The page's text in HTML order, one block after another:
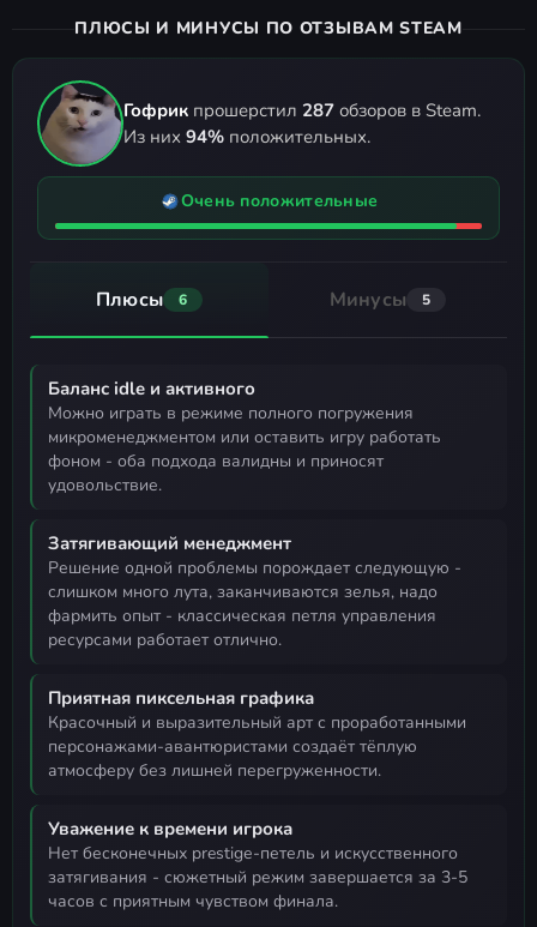
ПЛЮСЫ И МИНУСЫ ПО ОТЗЫВАМ STEAM
Гофрик прошерстил 287 обзоров в Steam.
Из них 94% положительных.
Очень положительные
Плюсы 6 Минусы 5
Баланс idle и активного
можно играть в режиме полного погружения
микроменеджментом или оставить игру работать
фоном - оба подхода валидны и приносят
удовольствие.
Затягивающий менеджмент
решение одной проблемы порождает следующую -
слишком много лута, заканчиваются зелья, надо
фармить опыт - классическая петля управления
ресурсами работает отлично.
Приятная пиксельная графика
красочный и выразительный арт с проработанными
персонажами-авантюристами создаёт тёплую
атмосферу без лишней перегруженности.
Уважение к времени игрока
нет бесконечных prestigе-петель и искусственного
затягивания - сюжетный режим завершается за 3-5
часов с приятным чувством финала.